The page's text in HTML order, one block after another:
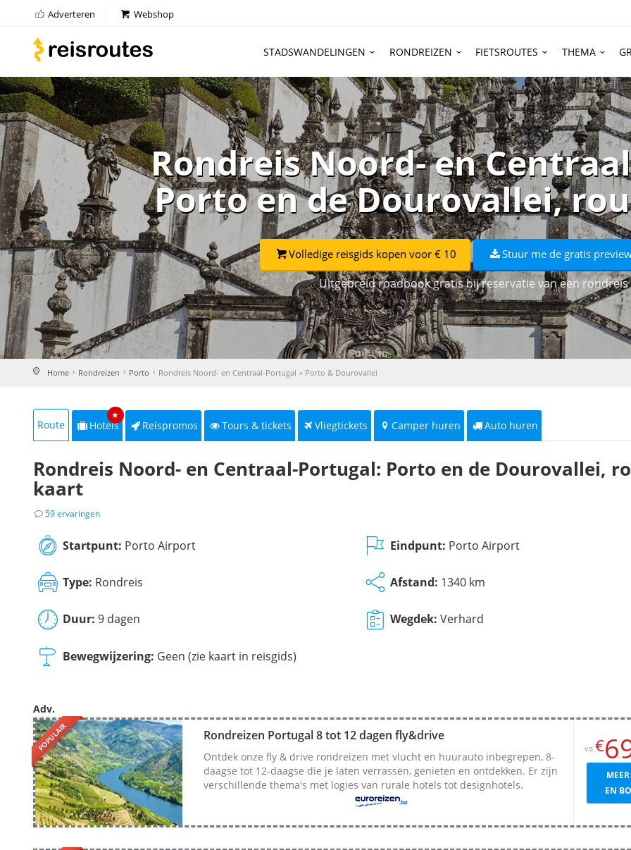
Adverteren Webshop
STADSWANDELINGEN RONDREIZEN FIETSROUTES THEMA
Rondreis Noord- en
Porto en de Dourovallei,
Volledige reisgids kopen voor € 10 Stuur me de gratis
Uitgebreid roadbook gratis bij reservatie van een rondreis
Home Rondreizen Porto Rondreis Noord- en Centraal-Portugal + Porto & Dourovallei
Route Hotels
★
Reispromos Tours & tickets Vliegtickets Camper huren Auto huren
Rondreis Noord- en Centraal-Portugal: Porto en de Dourovallei,
kaart
59 ervaringen
Startpunt: Porto Airport Eindpunt: Porto Airport
Type: Rondreis Afstand: 1340 km
Duur: 9 dagen Wegdek: Verhard
Bewegwijzering: Geen (zie kaart in reisgids)
Adv.
POPULAIR Rondreizen Portugal 8 tot 12 dagen fly&drive
Ontdek onze fly & drive rondreizen met vlucht en huurauto inbegrepen, 8-
daagse tot 12-daagse die je laten verrassen, genieten en ontdekken. Er zijn
verschillende thema's met logies van rurale hotels tot designhotels.
va.€
EN